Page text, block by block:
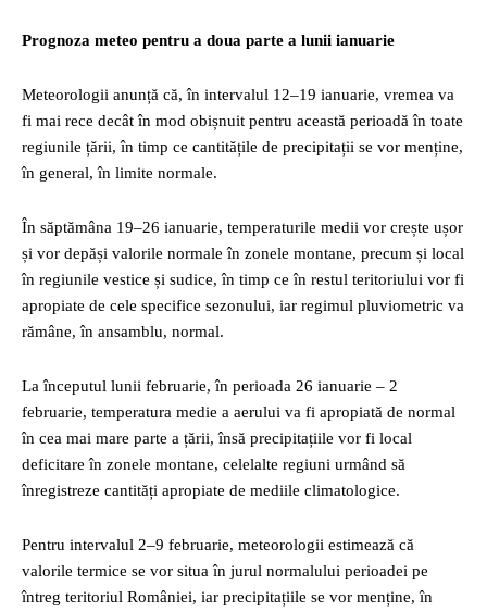
Prognoza meteo pentru a doua parte a lunii ianuarie
Meteorologii anunță că, în intervalul 12–19 ianuarie, vremea va
fi mai rece decât în mod obișnuit pentru această perioadă în toate
regiunile țării, în timp ce cantitățile de precipitații se vor menține,
în general, în limite normale.
În săptămâna 19–26 ianuarie, temperaturile medii vor crește ușor
și vor depăși valorile normale în zonele montane, precum și local
în regiunile vestice și sudice, în timp ce în restul teritoriului vor fi
apropiate de cele specifice sezonului, iar regimul pluviometric va
rămâne, în ansamblu, normal.
La începutul lunii februarie, în perioada 26 ianuarie – 2
februarie, temperatura medie a aerului va fi apropiată de normal
în cea mai mare parte a țării, însă precipitațiile vor fi local
deficitare în zonele montane, celelalte regiuni urmând să
înregistreze cantități apropiate de mediile climatologice.
Pentru intervalul 2–9 februarie, meteorologii estimează că
valorile termice se vor situa în jurul normalului perioadei pe
întreg teritoriul României, iar precipitațiile se vor menține, în